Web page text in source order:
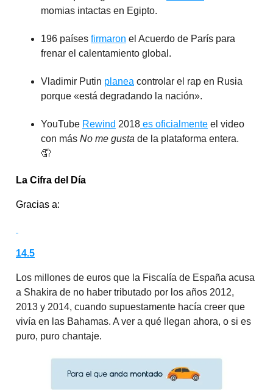
momias intactas en Egipto.
196 países firmaron el Acuerdo de París para
frenar el calentamiento global.
Vladimir Putin planea controlar el rap en Rusia
porque «está degradando la nación».
YouTube Rewind 2018 es oficialmente el video
con más No me gusta de la plataforma entera.
🤦‍
La Cifra del Día
Gracias a:
14.5
Los millones de euros que la Fiscalía de España acusa
a Shakira de no haber tributado por los años 2012,
2013 y 2014, cuando supuestamente hacía creer que
vivía en las Bahamas. A ver a qué llegan ahora, o si es
puro, puro chantaje.